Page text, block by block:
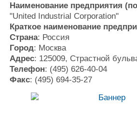
Наименование предприятия
"United Industrial Corporation"
Краткое наименование
Страна: Россия
Город: Москва
Адрес: 125009, Страстной
Телефон: (495) 626-40-04
Факс: (495) 694-35-27